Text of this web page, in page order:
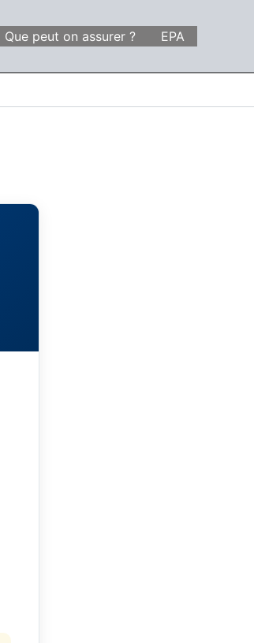
Que peut on assurer ? EPA